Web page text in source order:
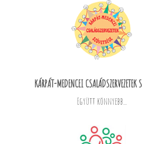
KÁRPÁT-MEDENCEI CSALÁDSZERVEZETEK
Együtt könnyebb...